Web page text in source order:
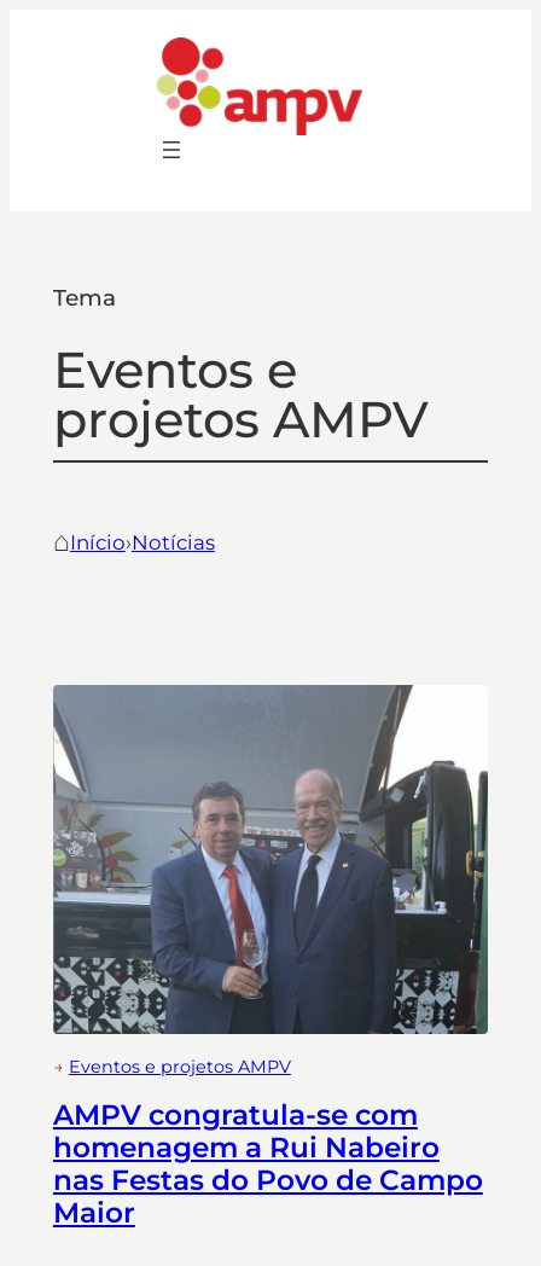
Tema
Eventos e
projetos AMPV
⌂Início›Notícias
→ Eventos e projetos AMPV
AMPV congratula-se com
homenagem a Rui Nabeiro
nas Festas do Povo de Campo
Maior